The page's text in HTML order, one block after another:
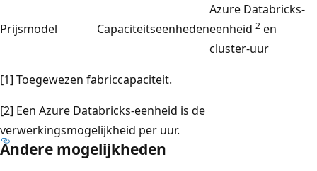
Prijsmodel Capaciteitseenheden
Azure Databricks-
eenheid 2 en
cluster-uur
[1] Toegewezen fabriccapaciteit.
[2] Een Azure Databricks-eenheid is de
verwerkingsmogelijkheid per uur.
Andere mogelijkheden